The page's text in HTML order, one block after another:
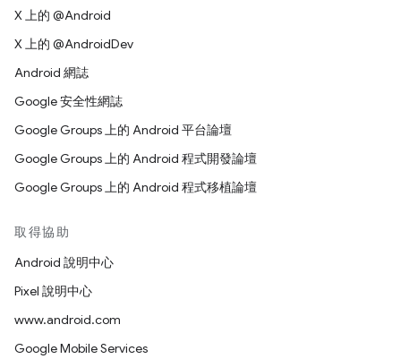
X 上的 @Android
X 上的 @AndroidDev
Android 網誌
Google 安全性網誌
Google Groups 上的 Android 平台論壇
Google Groups 上的 Android 程式開發論壇
Google Groups 上的 Android 程式移植論壇
取得協助
Android 說明中心
Pixel 說明中心
www.android.com
Google Mobile Services